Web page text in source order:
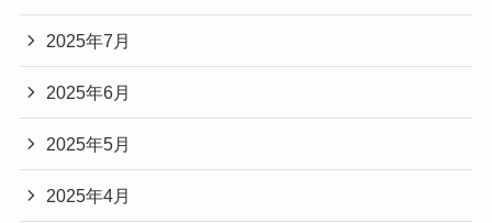
2025年7月
2025年6月
2025年5月
2025年4月